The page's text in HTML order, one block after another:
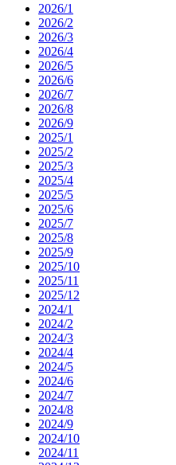
2026/1
2026/2
2026/3
2026/4
2026/5
2026/6
2026/7
2026/8
2026/9
2025/1
2025/2
2025/3
2025/4
2025/5
2025/6
2025/7
2025/8
2025/9
2025/10
2025/11
2025/12
2024/1
2024/2
2024/3
2024/4
2024/5
2024/6
2024/7
2024/8
2024/9
2024/10
2024/11